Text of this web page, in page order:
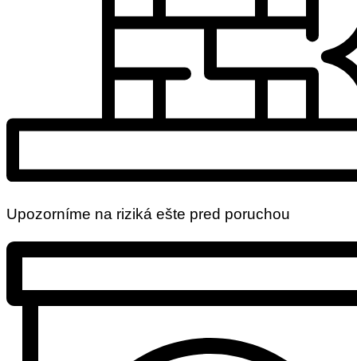
Upozorníme na riziká ešte pred poruchou